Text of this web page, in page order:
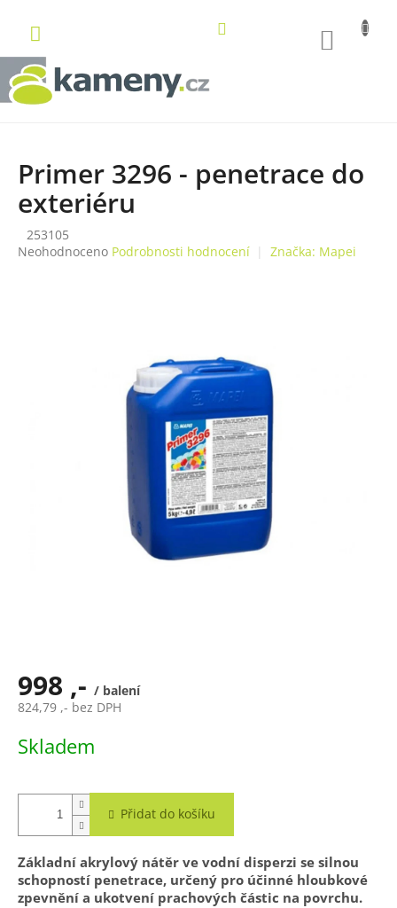
obsah
Primer 3296 - penetrace do
exteriéru
253105
Průměrné
Neohodnoceno Podrobnosti hodnocení Značka: Mapei
998 ,- / balení
824,79 ,- bez DPH
cena:
Skladem
Přidat do košíku
Základní akrylový nátěr ve vodní disperzi se silnou
schopností penetrace, určený pro účinné hloubkové
zpevnění a ukotvení prachových částic na povrchu.